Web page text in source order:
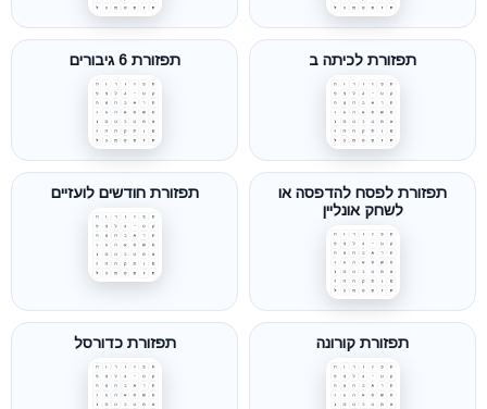
תפזורת לכיתה ב תפזורת 6 גיבורים
תפזורת לפסח להדפסה או
לשחק אונליין
תפזורת חודשים לועזיים
תפזורת קורונה תפזורת כדורסל